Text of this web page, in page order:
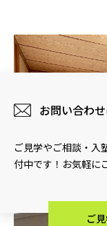
お問い合わ
ご見学やご相談・入
付中です！お気軽に
ご